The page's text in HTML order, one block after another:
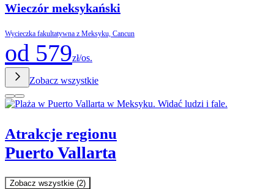
Wieczór meksykański
Wycieczka fakultatywna z Meksyku, Cancun
od 579zł/os.
Zobacz wszystkie
Atrakcje regionu
Puerto Vallarta
Zobacz wszystkie (2)